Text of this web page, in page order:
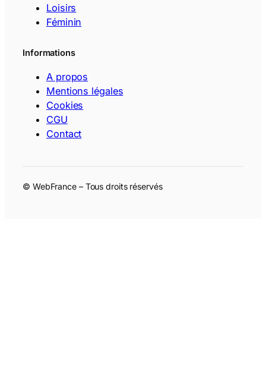
Loisirs
Féminin
Informations
A propos
Mentions légales
Cookies
CGU
Contact
© WebFrance – Tous droits réservés